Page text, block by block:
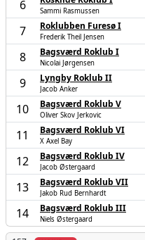
6 Sammi Rasmussen
7 Roklubben Furesø I
Frederik Theil Jensen
8 Bagsværd Roklub I
Nicolai Jørgensen
9 Lyngby Roklub II
Jacob Anker
10 Bagsværd Roklub V
Oliver Skov Jerkovic
11 Bagsværd Roklub VI
X Axel Bay
12 Bagsværd Roklub IV
Jacob Østergaard
13 Bagsværd Roklub VII
Jakob Rud Bernhardt
14 Bagsværd Roklub III
Niels Østergaard